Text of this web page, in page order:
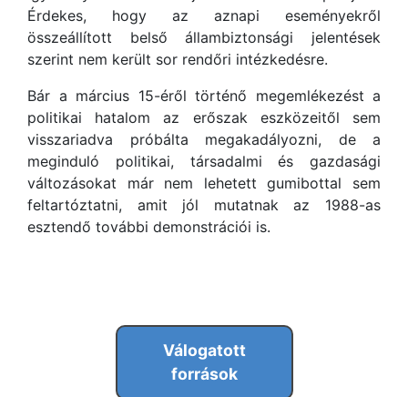
Érdekes, hogy az aznapi eseményekről
összeállított belső állambiztonsági jelentések
szerint nem került sor rendőri intézkedésre.
Bár a március 15-éről történő megemlékezést a
politikai hatalom az erőszak eszközeitől sem
visszariadva próbálta megakadályozni, de a
meginduló politikai, társadalmi és gazdasági
változásokat már nem lehetett gumibottal sem
feltartóztatni, amit jól mutatnak az 1988-as
esztendő további demonstrációi is.
Válogatott
források